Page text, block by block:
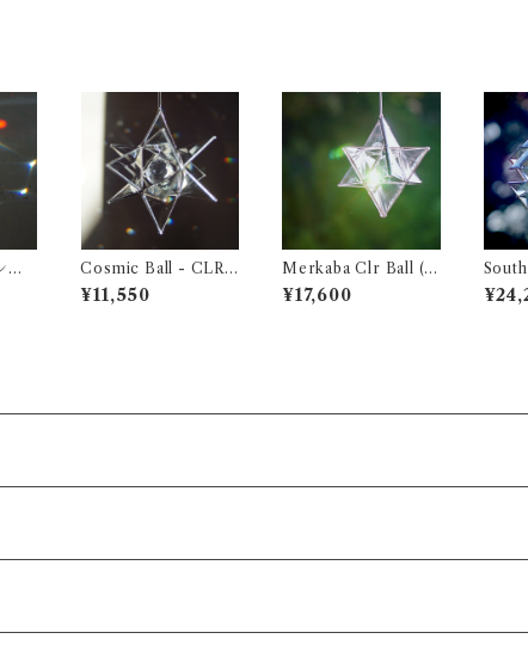
Cosmic Ball - CLR (
3D サンキャッチャー
)
¥11,550
Merkaba Clr Ball ( 3
D サンキャッチャー )
¥17,600
D サ